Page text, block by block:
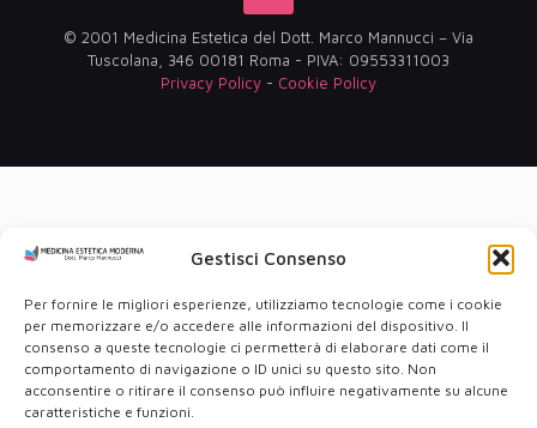
Gestisci Consenso
Per fornire le migliori esperienze, utilizziamo tecnologie come i cookie
per memorizzare e/o accedere alle informazioni del dispositivo. Il
consenso a queste tecnologie ci permetterà di elaborare dati come il
comportamento di navigazione o ID unici su questo sito. Non
acconsentire o ritirare il consenso può influire negativamente su alcune
caratteristiche e funzioni.
© 2001 Medicina Estetica del Dott. Marco Mannucci – Via
Tuscolana, 346 00181 Roma - PIVA: 09553311003
Privacy Policy - Cookie Policy